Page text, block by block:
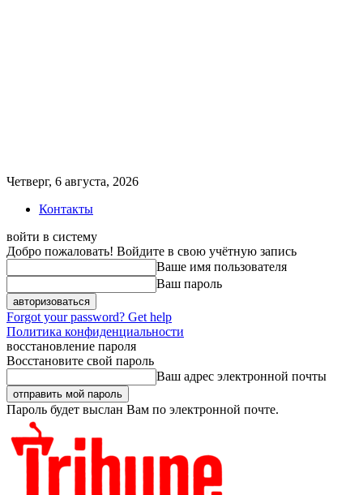
Четверг, 6 августа, 2026
Контакты
войти в систему
Добро пожаловать! Войдите в свою учётную запись
Ваше имя пользователя
Ваш пароль
Forgot your password? Get help
Политика конфиденциальности
восстановление пароля
Восстановите свой пароль
Ваш адрес электронной почты
Пароль будет выслан Вам по электронной почте.